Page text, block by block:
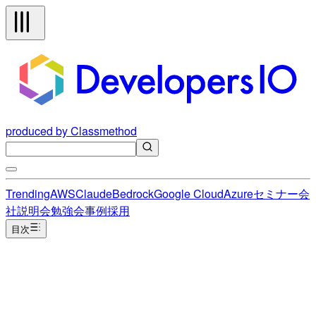
produced by Classmethod
TrendingAWSClaudeBedrockGoogle CloudAzureセミナー会
社説明会勉強会事例採用
目次